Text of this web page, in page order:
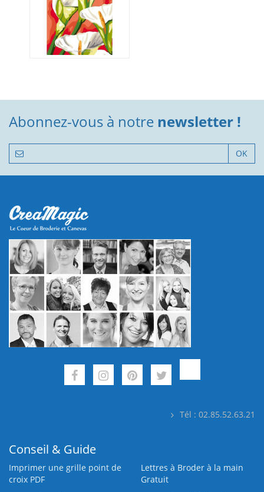
Abonnez-vous à notre newsletter !
OK
Tél : 02.85.52.63.21
Conseil & Guide
Imprimer une grille point de
croix PDF
Lettres à Broder à la main
Gratuit